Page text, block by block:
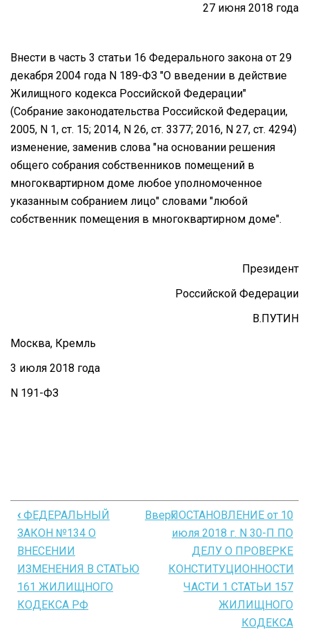
27 июня 2018 года
Внести в часть 3 статьи 16 Федерального закона от 29
декабря 2004 года N 189-ФЗ "О введении в действие
Жилищного кодекса Российской Федерации"
(Собрание законодательства Российской Федерации,
2005, N 1, ст. 15; 2014, N 26, ст. 3377; 2016, N 27, ст. 4294)
изменение, заменив слова "на основании решения
общего собрания собственников помещений в
многоквартирном доме любое уполномоченное
указанным собранием лицо" словами "любой
собственник помещения в многоквартирном доме".
Президент
Российской Федерации
В.ПУТИН
Москва, Кремль
3 июля 2018 года
N 191-ФЗ
Перекрёстные
ссылки
книги
для
ФЕДЕРАЛЬНЫЙ
‹ ФЕДЕРАЛЬНЫЙ
ЗАКОН №134 О
ВНЕСЕНИИ
ИЗМЕНЕНИЯ В СТАТЬЮ
161 ЖИЛИЩНОГО
КОДЕКСА РФ
ВверхПОСТАНОВЛЕНИЕ от 10
июля 2018 г. N 30-П ПО
ДЕЛУ О ПРОВЕРКЕ
КОНСТИТУЦИОННОСТИ
ЧАСТИ 1 СТАТЬИ 157
ЖИЛИЩНОГО
КОДЕКСА